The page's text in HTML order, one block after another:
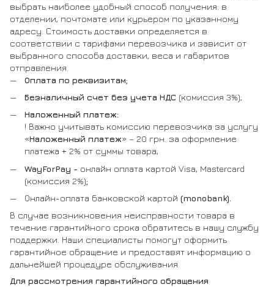
выбрать наиболее удобный способ получения: в
отделении, почтомате или курьером по указанному
адресу. Стоимость доставки определяется в
соответствии с тарифами перевозчика и зависит от
выбранного способа доставки, веса и габаритов
отправления.
Оплата по реквизитам;
Безналичный счет без учета НДС (комиссия 3%);
Наложенный платеж:
! Важно учитывать комиссию перевозчика за услугу
«Наложенный платеж» – 20 грн. за оформление
платежа + 2% от суммы товара;
WayForPay - онлайн оплата картой Visa, Mastercard
(комиссия 2%);
Онлайн-оплата банковской картой (monobank).
В случае возникновения неисправности товара в
течение гарантийного срока обратитесь в нашу службу
поддержки. Наши специалисты помогут оформить
гарантийное обращение и предоставят информацию о
дальнейшей процедуре обслуживания.
Для рассмотрения гарантийного обращения